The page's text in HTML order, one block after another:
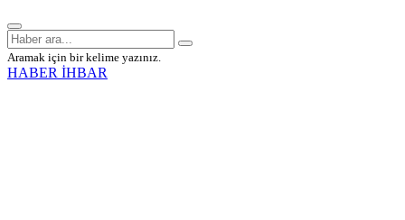
Aramak için bir kelime yazınız.
HABER İHBAR